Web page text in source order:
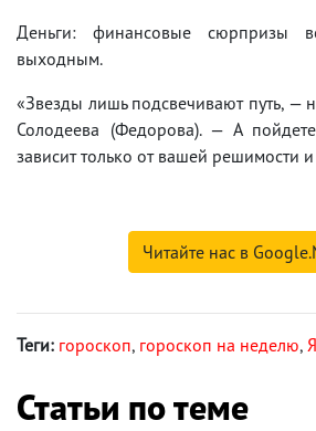
Деньги: финансовые сюрпризы
выходным.
«Звезды лишь подсвечивают путь, —
Солодеева (Федорова). — А
зависит только от вашей решимости
Читайте нас в
Теги: гороскоп, гороскоп на неделю,
Статьи по теме